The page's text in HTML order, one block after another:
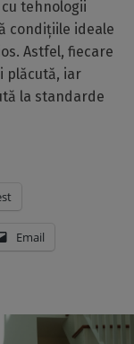
tehnologii
condițiile ideale
Astfel, fiecare
plăcută, iar
la standarde
Email